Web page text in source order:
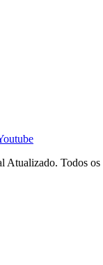
Atualizado. Todos os